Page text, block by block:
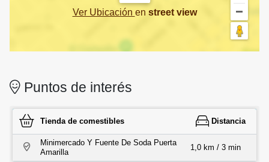
Ver Ubicación en street view
Puntos de interés
Tienda de comestibles Distancia
Minimercado Y Fuente De Soda Puerta
Amarilla
1,0 km / 3 min